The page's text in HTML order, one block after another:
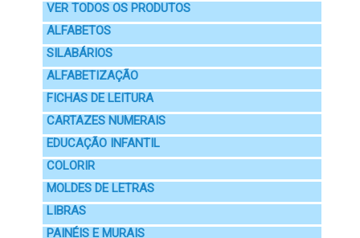
VER TODOS OS PRODUTOS
ALFABETOS
SILABÁRIOS
ALFABETIZAÇÃO
FICHAS DE LEITURA
CARTAZES NUMERAIS
EDUCAÇÃO INFANTIL
COLORIR
MOLDES DE LETRAS
LIBRAS
PAINÉIS E MURAIS